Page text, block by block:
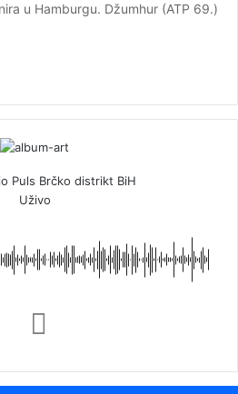
u Hamburgu. Džumhur (ATP 69.)
Puls Brčko distrikt BiH
Uživo